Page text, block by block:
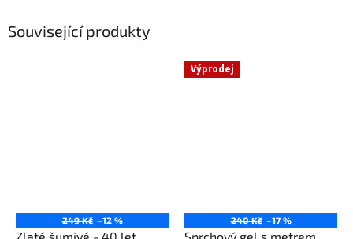
Související produkty
249 Kč –12 %
Výprodej
240 Kč –17 %